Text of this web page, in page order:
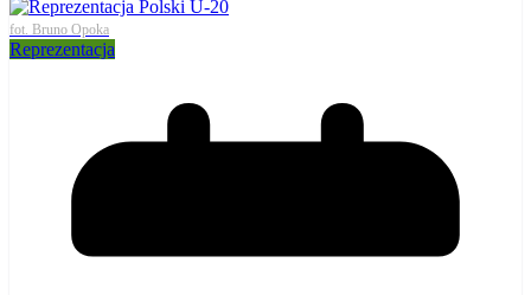
fot. Bruno Opoka
Reprezentacja